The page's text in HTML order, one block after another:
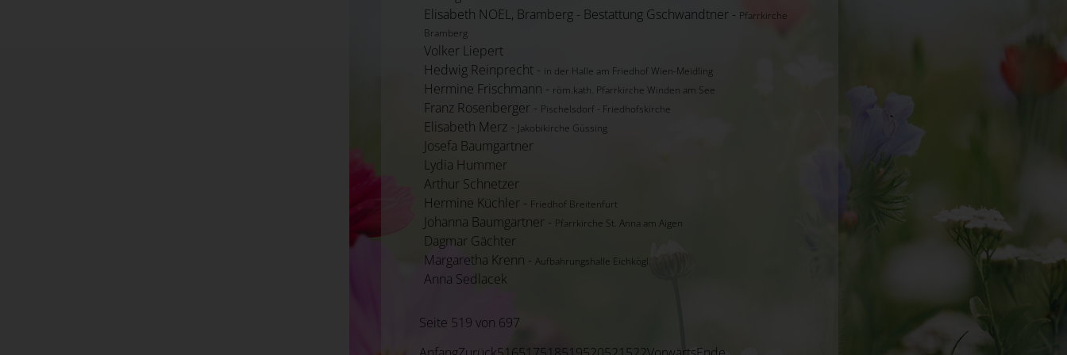
Elisabeth NOEL, Bramberg - Bestattung Gschwandtner - Pfarrkirche
Bramberg
Volker Liepert
Hedwig Reinprecht - in der Halle am Friedhof Wien-Meidling
Hermine Frischmann - röm.kath. Pfarrkirche Winden am See
Franz Rosenberger - Pischelsdorf - Friedhofskirche
Elisabeth Merz - Jakobikirche Güssing
Josefa Baumgartner
Lydia Hummer
Arthur Schnetzer
Hermine Küchler - Friedhof Breitenfurt
Johanna Baumgartner - Pfarrkirche St. Anna am Aigen
Dagmar Gächter
Margaretha Krenn - Aufbahrungshalle Eichkögl
Anna Sedlacek
Seite 519 von 697